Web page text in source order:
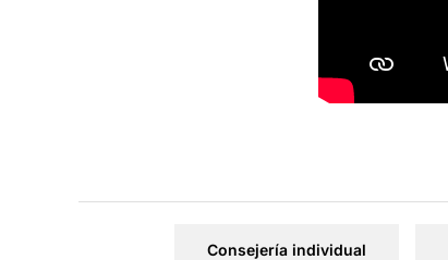
Consejería individual